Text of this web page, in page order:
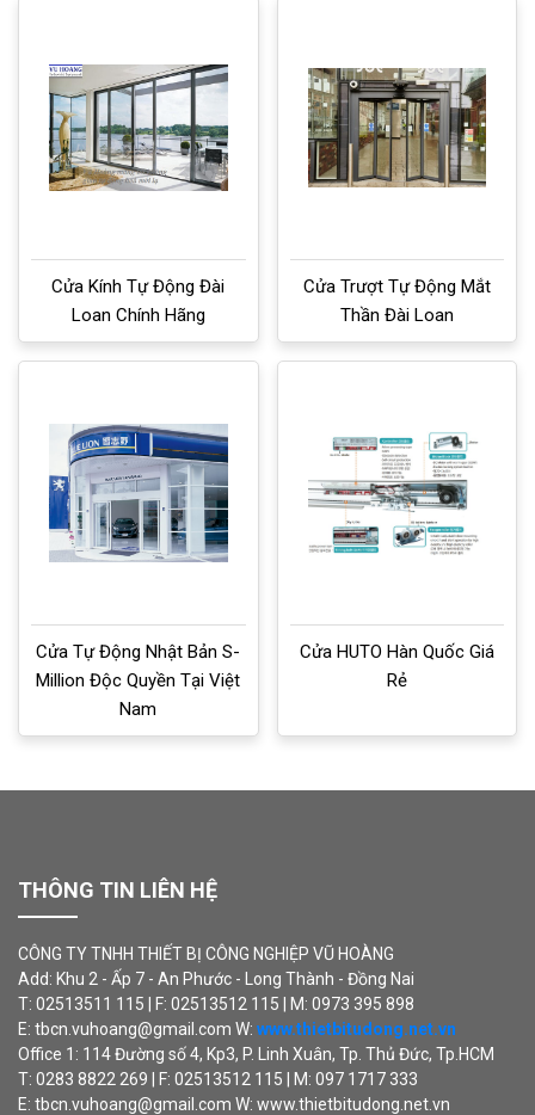
Cửa Kính Tự Động Đài
Loan Chính Hãng
Cửa Trượt Tự Động Mắt
Thần Đài Loan
Cửa Tự Động Nhật Bản S-
Million Độc Quyền Tại Việt
Nam
Cửa HUTO Hàn Quốc Giá
Rẻ
THÔNG TIN LIÊN HỆ
CÔNG TY TNHH THIẾT BỊ CÔNG NGHIỆP VŨ HOÀNG
Add: Khu 2 - Ấp 7 - An Phước - Long Thành - Đồng Nai
T: 02513511 115 | F: 02513512 115 | M: 0973 395 898
E: tbcn.vuhoang@gmail.com W: www.thietbitudong.net.vn
Office 1: 114 Đường số 4, Kp3, P. Linh Xuân, Tp. Thủ Đức, Tp.HCM
T: 0283 8822 269 | F: 02513512 115 | M: 097 1717 333
E: tbcn.vuhoang@gmail.com W: www.thietbitudong.net.vn